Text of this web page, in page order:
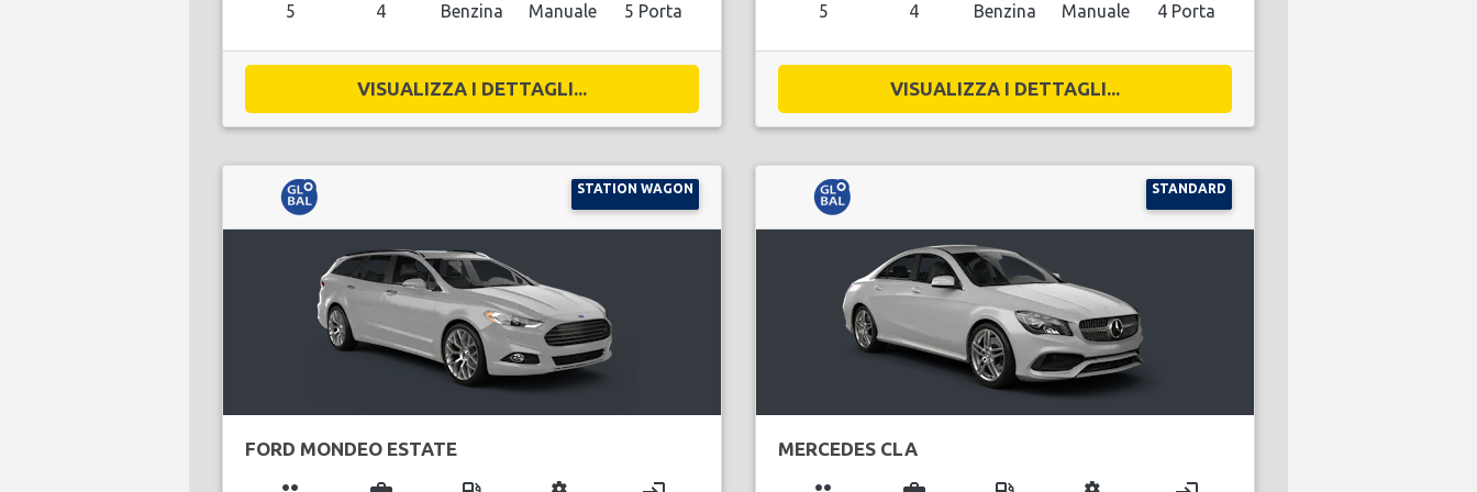
5 4 Benzina Manuale 5 Porta
VISUALIZZA I DETTAGLI...
5 4 Benzina Manuale 4 Porta
VISUALIZZA I DETTAGLI...
STATION WAGON
FORD MONDEO ESTATE
STANDARD
MERCEDES CLA